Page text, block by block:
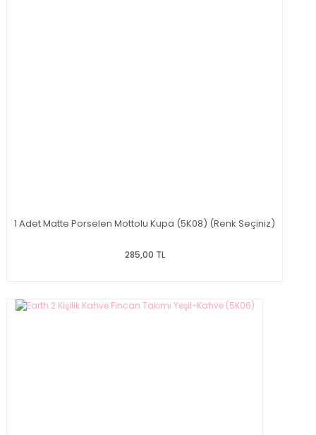
1 Adet Matte Porselen Mottolu Kupa (5K08) (Renk Seçiniz)
285,00 TL